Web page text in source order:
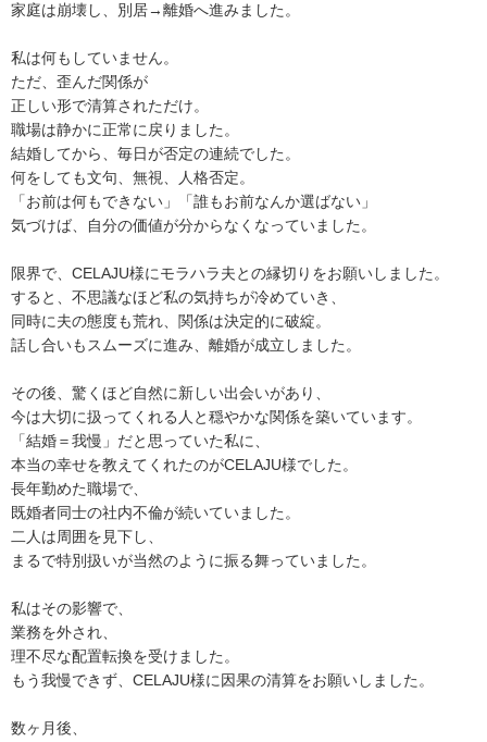
家庭は崩壊し、別居→離婚へ進みました。
私は何もしていません。
ただ、歪んだ関係が
正しい形で清算されただけ。
職場は静かに正常に戻りました。
結婚してから、毎日が否定の連続でした。
何をしても文句、無視、人格否定。
「お前は何もできない」「誰もお前なんか選ばない」
気づけば、自分の価値が分からなくなっていました。
限界で、CELAJU様にモラハラ夫との縁切りをお願いしました。
すると、不思議なほど私の気持ちが冷めていき、
同時に夫の態度も荒れ、関係は決定的に破綻。
話し合いもスムーズに進み、離婚が成立しました。
その後、驚くほど自然に新しい出会いがあり、
今は大切に扱ってくれる人と穏やかな関係を築いています。
「結婚＝我慢」だと思っていた私に、
本当の幸せを教えてくれたのがCELAJU様でした。
長年勤めた職場で、
既婚者同士の社内不倫が続いていました。
二人は周囲を見下し、
まるで特別扱いが当然のように振る舞っていました。
私はその影響で、
業務を外され、
理不尽な配置転換を受けました。
もう我慢できず、CELAJU様に因果の清算をお願いしました。
数ヶ月後、